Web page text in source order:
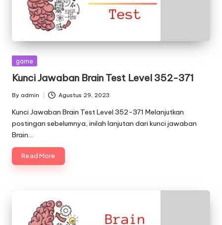
Posted
game
Kunci Jawaban Brain Test Level 352-371
Posted
by
By admin Agustus 29, 2023
Kunci Jawaban Brain Test Level 352-371 Melanjutkan
postingan sebelumnya, inilah lanjutan dari kunci jawaban
Brain…
Read More